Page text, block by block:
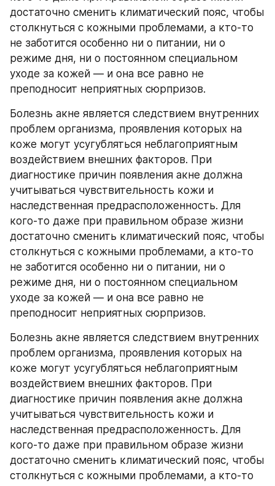
достаточно сменить климатический пояс, чтобы
столкнуться с кожными проблемами, а кто-то
не заботится особенно ни о питании, ни о
режиме дня, ни о постоянном специальном
уходе за кожей — и она все равно не
преподносит неприятных сюрпризов.
Болезнь акне является следствием внутренних
проблем организма, проявления которых на
коже могут усугубляться неблагоприятным
воздействием внешних факторов. При
диагностике причин появления акне должна
учитываться чувствительность кожи и
наследственная предрасположенность. Для
кого-то даже при правильном образе жизни
достаточно сменить климатический пояс, чтобы
столкнуться с кожными проблемами, а кто-то
не заботится особенно ни о питании, ни о
режиме дня, ни о постоянном специальном
уходе за кожей — и она все равно не
преподносит неприятных сюрпризов.
Болезнь акне является следствием внутренних
проблем организма, проявления которых на
коже могут усугубляться неблагоприятным
воздействием внешних факторов. При
диагностике причин появления акне должна
учитываться чувствительность кожи и
наследственная предрасположенность. Для
кого-то даже при правильном образе жизни
достаточно сменить климатический пояс, чтобы
столкнуться с кожными проблемами, а кто-то